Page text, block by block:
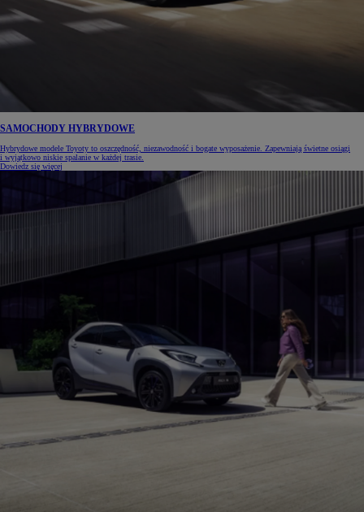
SAMOCHODY HYBRYDOWE
Hybrydowe modele Toyoty to oszczędność, niezawodność i bogate wyposażenie. Zapewniają świetne osiągi
i wyjątkowo niskie spalanie w każdej trasie.
Dowiedz się więcej